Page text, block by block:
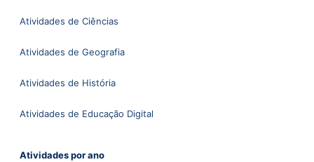
Atividades de Ciências
Atividades de Geografia
Atividades de História
Atividades de Educação Digital
Atividades por ano